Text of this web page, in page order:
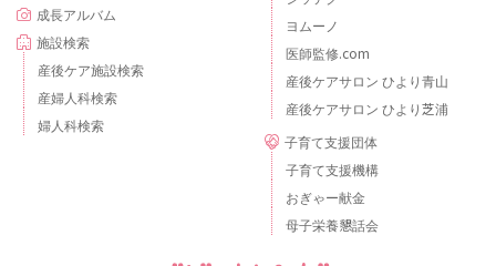
成長アルバム
施設検索
産後ケア施設検索
産婦人科検索
婦人科検索
ヨムーノ
医師監修.com
産後ケアサロン ひより青山
産後ケアサロン ひより芝浦
子育て支援団体
子育て支援機構
おぎゃー献金
母子栄養懇話会